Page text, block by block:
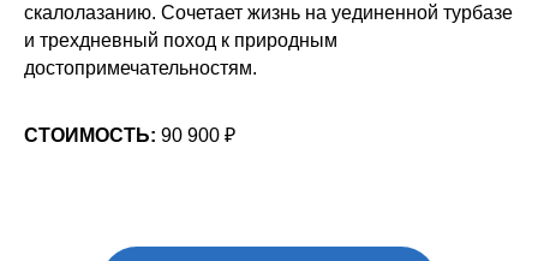
скалолазанию. Сочетает жизнь на уединенной турбазе
и трехдневный поход к природным
достопримечательностям.
СТОИМОСТЬ: 90 900 ₽